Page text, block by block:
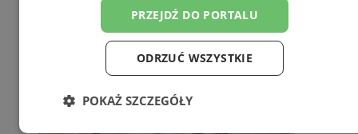
PRZEJDŹ DO PORTALU
ODRZUĆ WSZYSTKIE
POKAŻ SZCZEGÓŁY